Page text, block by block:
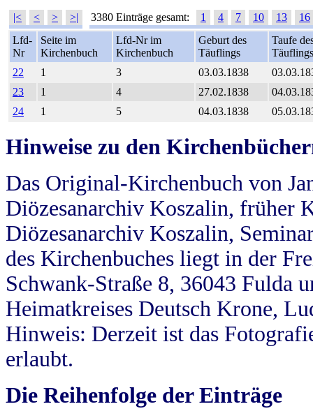
|< < > >| 3380 Einträge gesamt: 1 4 7 10 13
16
Lfd-
Nr
Seite im
Kirchenbuch
Lfd-Nr im
Kirchenbuch
Geburt des
Täuflings
Taufe
Täuflings
22
1 3 03.03.1838
23
1 4 27.02.1838
24
1 5 04.03.1838
Hinweise zu den
Das Original-Kirchenbuch von
Diözesanarchiv Koszalin, früher
Diözesanarchiv Koszalin,
des Kirchenbuches liegt in der
Schwank-Straße 8, 36043 Fulda
Heimatkreises Deutsch Krone,
Hinweis: Derzeit ist das
erlaubt.
Die Reihenfolge der Einträge